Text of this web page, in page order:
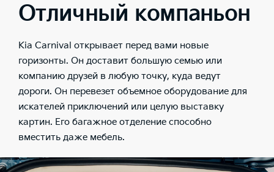
Отличный компаньон
Kia Carnival открывает перед вами новые
горизонты. Он доставит большую семью или
компанию друзей в любую точку, куда ведут
дороги. Он перевезет объемное оборудование для
искателей приключений или целую выставку
картин. Его багажное отделение способно
вместить даже мебель.